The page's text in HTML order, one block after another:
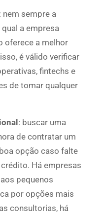
: nem sempre a
a empresa
oferece a melhor
é válido verificar
fintechs e
de tomar qualquer
: buscar uma
de contratar um
opção caso falte
Há empresas
pequenos
por opções mais
consultorias, há